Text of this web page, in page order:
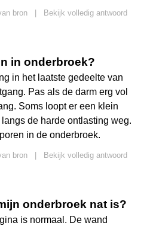
bron
Bekijk volledig antwoord
in onderbroek?
in het laatste gedeelte van
Pas als de darm erg vol
Soms loopt er een klein
de harde ontlasting weg.
in de onderbroek.
bron
Bekijk volledig antwoord
onderbroek nat is?
is normaal. De wand